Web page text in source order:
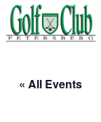
Skip
to
« All Events